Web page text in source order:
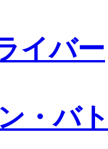
イバー
・バ